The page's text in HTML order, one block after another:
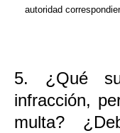
autoridad
5. ¿Qué
infracción,
multa?